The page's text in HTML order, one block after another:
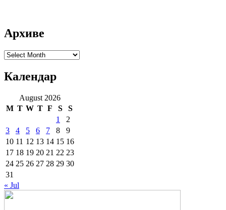
Архиве
Архиве
Календар
August 2026
M T W T F S
S
1
2
3
4 5 6 7 8
9
10 11 12 13 14 15 16
17 18 19 20 21 22 23
24 25 26 27 28 29 30
31
« Jul